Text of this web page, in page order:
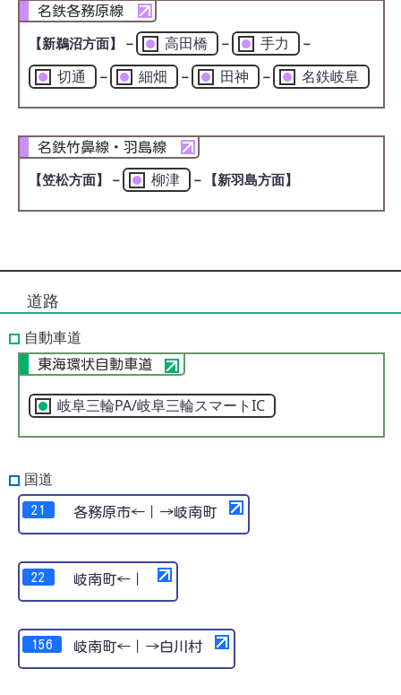
名鉄各務原線
【新鵜沼方面】 － 高田橋 － 手力 －
切通 － 細畑 － 田神 － 名鉄岐阜
名鉄竹鼻線・羽島線
【笠松方面】 － 柳津 － 【新羽島方面】
道路
自動車道
東海環状自動車道
岐阜三輪PA/岐阜三輪スマートIC
国道
21 各務原市←｜→岐南町
22 岐南町←｜
156 岐南町←｜→白川村